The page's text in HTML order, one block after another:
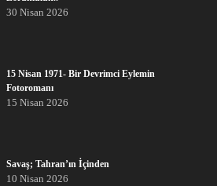
30 Nisan 2026
15 Nisan 1971- Bir Devrimci Eylemin
Fotoromanı
15 Nisan 2026
Savaş; Tahran’ın İçinden
10 Nisan 2026